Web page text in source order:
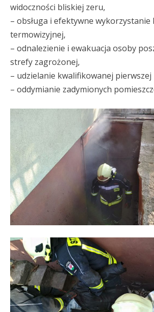
widoczności bliskiej zeru,
– obsługa i efektywne wykorzystanie
termowizyjnej,
– odnalezienie i ewakuacja osoby
strefy zagrożonej,
– udzielanie kwalifikowanej pierwszej
– oddymianie zadymionych